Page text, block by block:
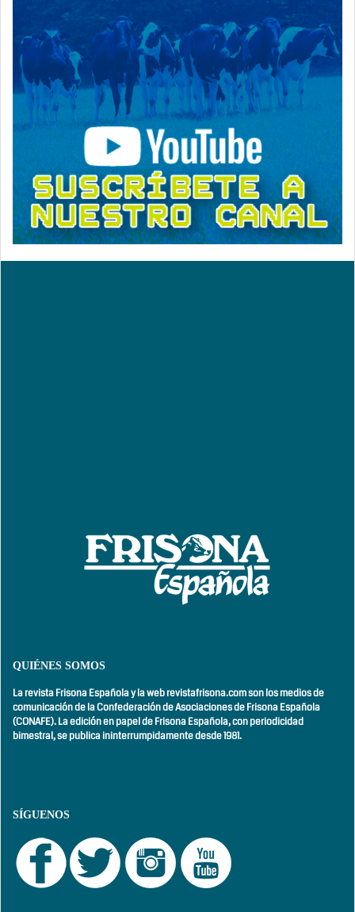
QUIÉNES SOMOS
La revista Frisona Española y la web revistafrisona.com son los medios de
comunicación de la Confederación de Asociaciones de Frisona Española
(CONAFE). La edición en papel de Frisona Española, conperiodicidad
bimestral,se publica ininterrumpidamente desde 1981.
SÍGUENOS